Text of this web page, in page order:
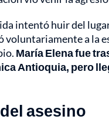
intentó huir del
voluntariamente a la
María Elena fue
Antioquia, pero
asesino